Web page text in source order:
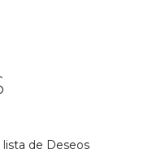
lista de Deseos